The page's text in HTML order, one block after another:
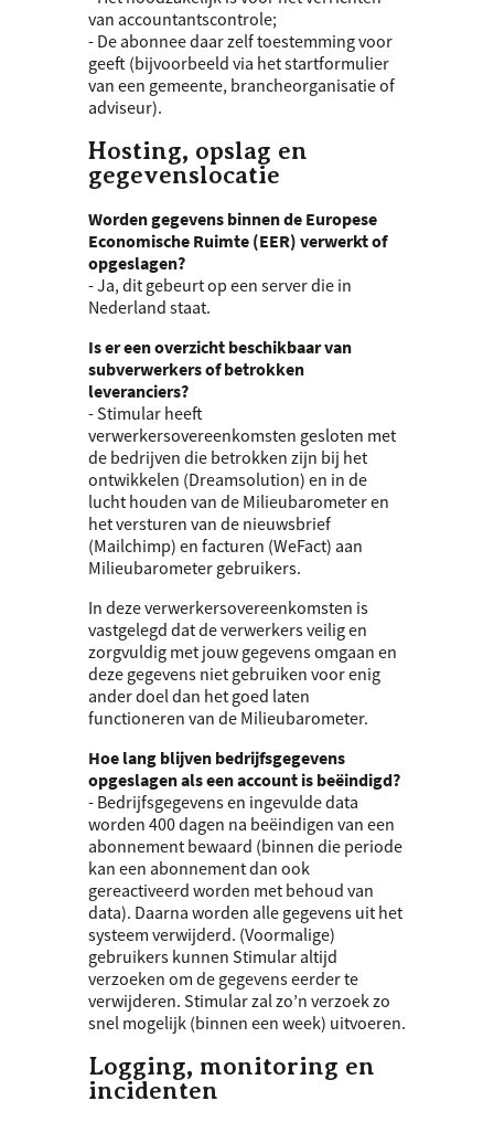
van accountantscontrole;
- De abonnee daar zelf toestemming voor
geeft (bijvoorbeeld via het startformulier
van een gemeente, brancheorganisatie of
adviseur).
Hosting, opslag en
gegevenslocatie
Worden gegevens binnen de Europese
Economische Ruimte (EER) verwerkt of
opgeslagen?
- Ja, dit gebeurt op een server die in
Nederland staat.
Is er een overzicht beschikbaar van
subverwerkers of betrokken
leveranciers?
- Stimular heeft
verwerkersovereenkomsten gesloten met
de bedrijven die betrokken zijn bij het
ontwikkelen (Dreamsolution) en in de
lucht houden van de Milieubarometer en
het versturen van de nieuwsbrief
(Mailchimp) en facturen (WeFact) aan
Milieubarometer gebruikers.
In deze verwerkersovereenkomsten is
vastgelegd dat de verwerkers veilig en
zorgvuldig met jouw gegevens omgaan en
deze gegevens niet gebruiken voor enig
ander doel dan het goed laten
functioneren van de Milieubarometer.
Hoe lang blijven bedrijfsgegevens
opgeslagen als een account is beëindigd?
- Bedrijfsgegevens en ingevulde data
worden 400 dagen na beëindigen van een
abonnement bewaard (binnen die periode
kan een abonnement dan ook
gereactiveerd worden met behoud van
data). Daarna worden alle gegevens uit het
systeem verwijderd. (Voormalige)
gebruikers kunnen Stimular altijd
verzoeken om de gegevens eerder te
verwijderen. Stimular zal zo’n verzoek zo
snel mogelijk (binnen een week) uitvoeren.
Logging, monitoring en
incidenten